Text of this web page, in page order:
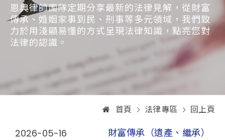
恩典律師團隊定期分享最新的法律見解，從財富
傳承、婚姻家事到民、刑事等多元領域，我們致
力於用淺顯易懂的方式呈現法律知識，點亮您對
法律的認識。
首頁 法律專區 回上頁
2026-05-16 財富傳承（遺產、繼承）